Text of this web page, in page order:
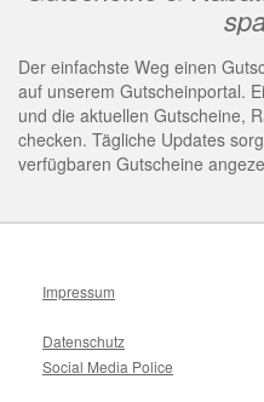
Der einfachste Weg einen
auf unserem Gutscheinportal.
und die aktuellen Gutscheine,
checken. Tägliche Updates
verfügbaren Gutscheine
Impressum
Datenschutz
Social Media Police